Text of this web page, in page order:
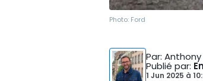
Photo: Ford
Par: Anthony
Publié par:
1 Jun 2025 à